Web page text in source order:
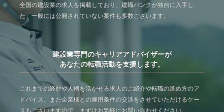
全国の建設業の求人を掲載しており、建職バンクが独自に入手し
た、一般には公開されていない案件も多数ございます。
建設業専門のキャリアアドバイザーが
あなたの転職活動を支援します。
これまでの経歴や人柄を活かせる求人のご紹介や転職の進め方のア
ドバイス、また企業様との雇用条件の交渉をさせていただけるケー